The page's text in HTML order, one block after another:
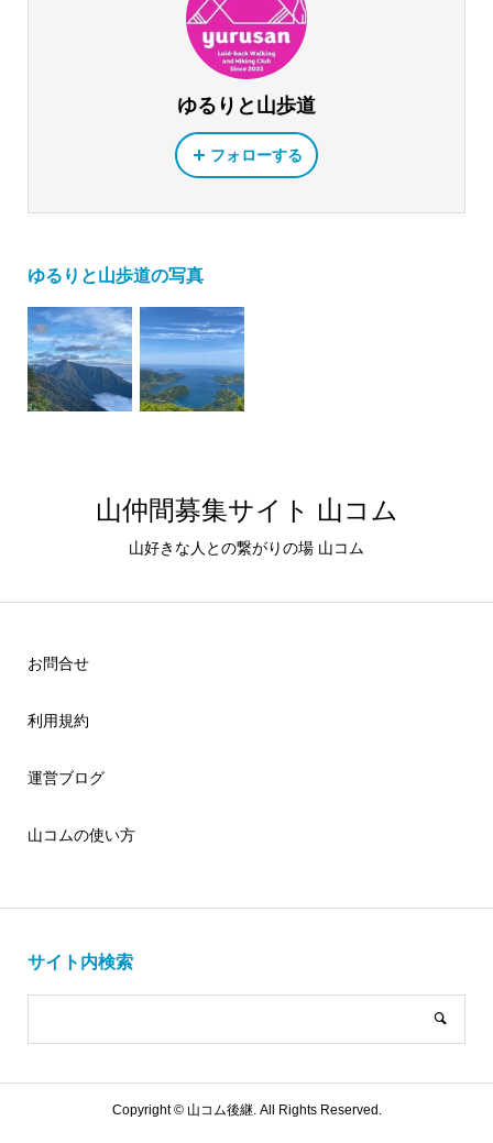
ゆるりと山歩道
フォローする
ゆるりと山歩道の写真
山仲間募集サイト 山コム
山好きな人との繋がりの場 山コム
お問合せ
利用規約
運営ブログ
山コムの使い方
サイト内検索
Copyright ©山コム後継. All Rights Reserved.